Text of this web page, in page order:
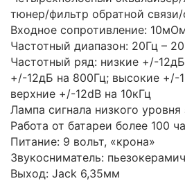
тюнер/фильтр обратной
Входное сопротивление:
Частотный диапазон: 20Гц –
Частотный ряд: низкие +/-
+/-12дБ на 800Гц; высокие +/-
верхние +/-12dB на 10кГц
Лампа сигнала низкого уровня
Работа от батареи более 100
Питание: 9 вольт, «крона»
Звукосниматель:
Выход: Jack 6,35мм